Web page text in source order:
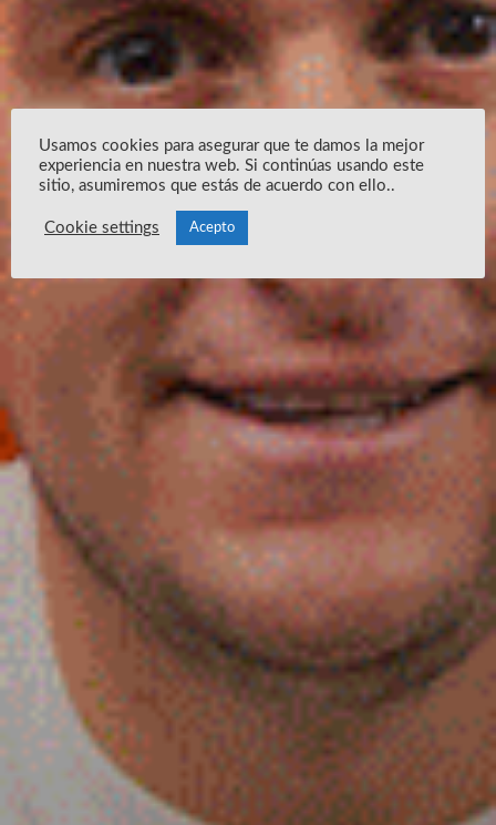
Usamos cookies para asegurar que te damos la mejor
experiencia en nuestra web. Si continúas usando este
sitio, asumiremos que estás de acuerdo con ello..
Cookie settings Acepto